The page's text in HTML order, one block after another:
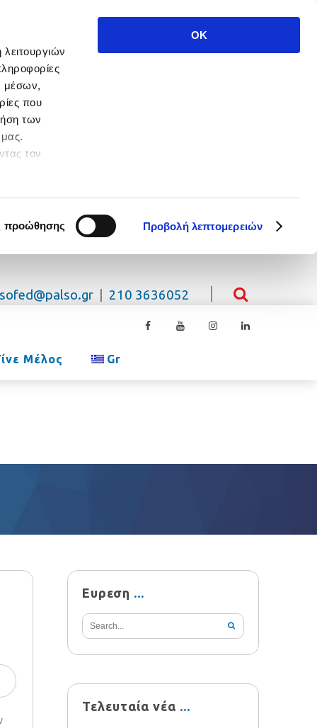
μέσων,
που
των
τον
προώθησης Προβολή λεπτομερειών
OK
210 3636052
Μέλος Gr
Ευρεση
Τελευταία νέα